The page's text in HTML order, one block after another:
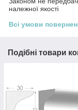
належної якості
Всі умови
Подібні товари